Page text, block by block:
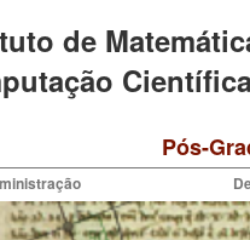
de
Pós-